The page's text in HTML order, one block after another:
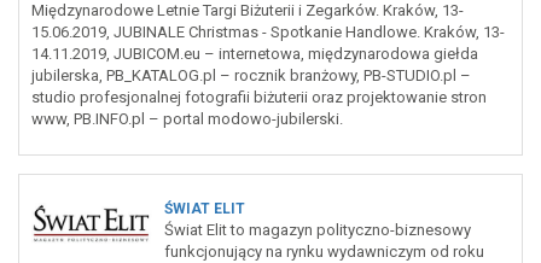
Międzynarodowe Letnie Targi Biżuterii i Zegarków. Kraków, 13-
15.06.2019, JUBINALE Christmas - Spotkanie Handlowe. Kraków, 13-
14.11.2019, JUBICOM.eu – internetowa, międzynarodowa giełda
jubilerska, PB_KATALOG.pl – rocznik branżowy, PB-STUDIO.pl –
studio profesjonalnej fotografii biżuterii oraz projektowanie stron
www, PB.INFO.pl – portal modowo-jubilerski.
ŚWIAT ELIT
Świat Elit to magazyn polityczno-biznesowy
funkcjonujący na rynku wydawniczym od roku